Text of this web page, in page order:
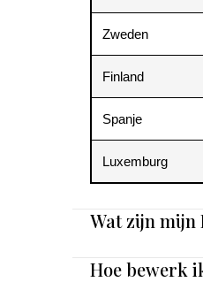
Zweden
Finland
Spanje
Luxemburg
Wat zijn mijn
Hoe bewerk